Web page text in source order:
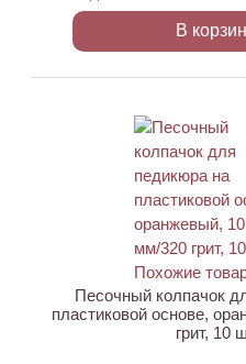
В
Песочный колпачок
пластиковой основе,
грит, 10